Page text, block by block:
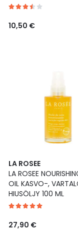
10,50 €
LA ROSEE
LA ROSEE
OIL KASVO-,
HIUSÖLJY 100 ML
27,90 €